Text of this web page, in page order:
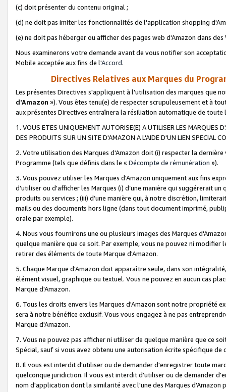
(c) doit présenter du contenu original ;
(d) ne doit pas imiter les fonctionnalités de l'application shopping
(e) ne doit pas héberger ou afficher des pages web d'Amazon dans
Nous examinerons votre demande avant de vous notifier son
Mobile acceptée aux fins de l'Accord.
Directives Relatives aux Marques du
Les présentes Directives s'appliquent à l'utilisation des marques que
d'Amazon »). Vous êtes tenu(e) de respecter scrupuleusement et à
aux présentes Directives entraînera la résiliation automatique de
1. VOUS ETES UNIQUEMENT AUTORISE(E) A UTILISER LES MARQUES
DES PRODUITS SUR UN SITE D'AMAZON A L'AIDE D'UN LIEN SPECIAL
2. Votre utilisation des Marques d'Amazon doit (i) respecter la
Programme (tels que définis dans le « Décompte de rémunération »).
3. Vous pouvez utiliser les Marques d'Amazon uniquement aux fins
d'utiliser ou d'afficher les Marques (i) d’une manière qui suggérerait
produits ou services ; (iii) d’une manière qui, à notre discrétion,
mails ou des documents hors ligne (dans tout document imprimé,
orale par exemple).
4. Nous vous fournirons une ou plusieurs images des Marques
quelque manière que ce soit. Par exemple, vous ne pouvez ni
retirer des éléments de toute Marque d'Amazon.
5. Chaque Marque d'Amazon doit apparaître seule, dans son
élément visuel, graphique ou textuel. Vous ne pouvez en aucun cas
Marque d'Amazon.
6. Tous les droits envers les Marques d'Amazon sont notre propriété
sera à notre bénéfice exclusif. Vous vous engagez à ne pas
Marque d'Amazon.
7. Vous ne pouvez pas afficher ni utiliser de quelque manière que ce
Spécial, sauf si vous avez obtenu une autorisation écrite spécifique de
8. Il vous est interdit d'utiliser ou de demander d'enregistrer toute
quelconque juridiction. Il vous est interdit d'utiliser ou de demander
nom d'application dont la similarité avec l'une des Marques